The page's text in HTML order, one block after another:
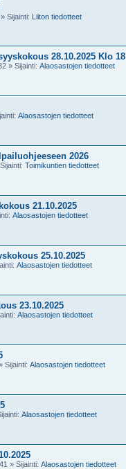
» Sijainti: Liiton tiedotteet
28.10.2025 Klo 18
» Sijainti: Alaosastojen tiedotteet
Alaosastojen tiedotteet
2026
Toimikuntien tiedotteet
21.10.2025
Alaosastojen tiedotteet
25.10.2025
Alaosastojen tiedotteet
23.10.2025
Alaosastojen tiedotteet
Sijainti: Alaosastojen tiedotteet
Alaosastojen tiedotteet
» Sijainti: Alaosastojen tiedotteet